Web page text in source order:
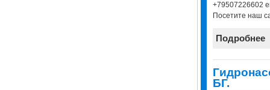
+79507226602
Посетите наш
Подробнее
БГ.